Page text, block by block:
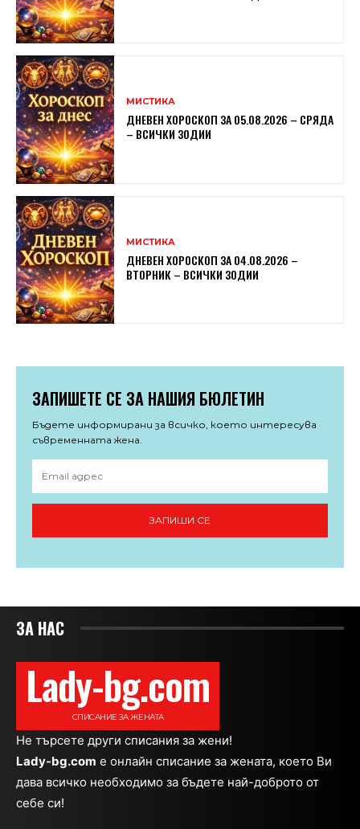
МИСТИКА
ДНЕВЕН ХОРОСКОП ЗА 05.08.2026 – СРЯДА
– ВСИЧКИ ЗОДИИ
МИСТИКА
ДНЕВЕН ХОРОСКОП ЗА 04.08.2026 –
ВТОРНИК – ВСИЧКИ ЗОДИИ
ЗАПИШЕТЕ СЕ ЗА НАШИЯ БЮЛЕТИН
Бъдете информирани за всичко, което интересува
съвременната жена.
ЗАПИШИ СЕ
ЗА НАС
Lady-bg.com
СПИСАНИЕ ЗА ЖЕНАТА
Не търсете други списания за жени!
Lady-bg.com e онлайн списание за жената, което Ви
дава всичко необходимо за бъдете най-доброто от
себе си!